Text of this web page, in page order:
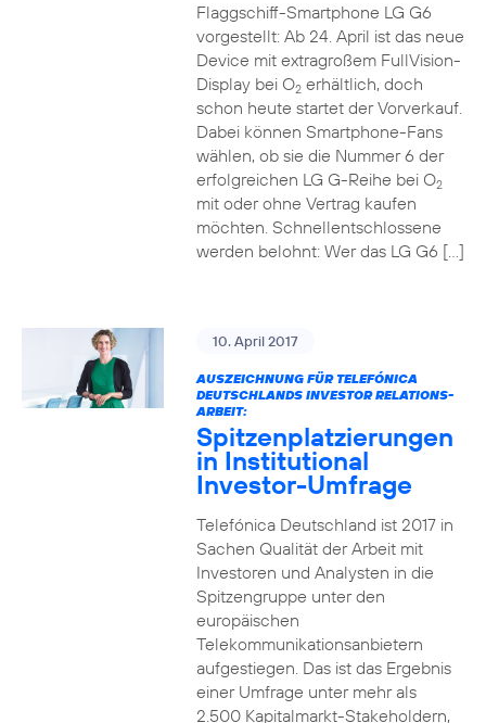
Flaggschiff-Smartphone LG G6
vorgestellt: Ab 24. April ist das neue
Device mit extragroßem FullVision-
Display bei O2erhältlich, doch
schon heute startet der Vorverkauf.
Dabei können Smartphone-Fans
wählen, ob sie die Nummer 6 der
erfolgreichen LG G-Reihe bei O2
mit oder ohne Vertrag kaufen
möchten. Schnellentschlossene
werden belohnt: Wer das LG G6 […]
10. April 2017
AUSZEICHNUNG FÜR TELEFÓNICA
DEUTSCHLANDS INVESTOR RELATIONS-
ARBEIT:
Spitzenplatzierungen
in Institutional
Investor-Umfrage
Telefónica Deutschland ist 2017 in
Sachen Qualität der Arbeit mit
Investoren und Analysten in die
Spitzengruppe unter den
europäischen
Telekommunikationsanbietern
aufgestiegen. Das ist das Ergebnis
einer Umfrage unter mehr als
2.500 Kapitalmarkt-Stakeholdern,